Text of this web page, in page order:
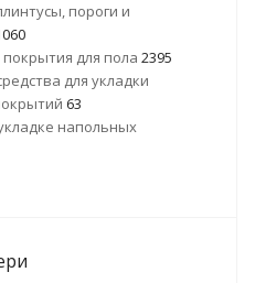
пороги и
для пола 2395
для укладки
63
напольных